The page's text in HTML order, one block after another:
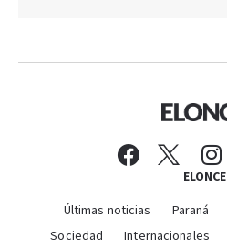
ELONCE
Últimas noticias Paraná
Sociedad
Internacionales